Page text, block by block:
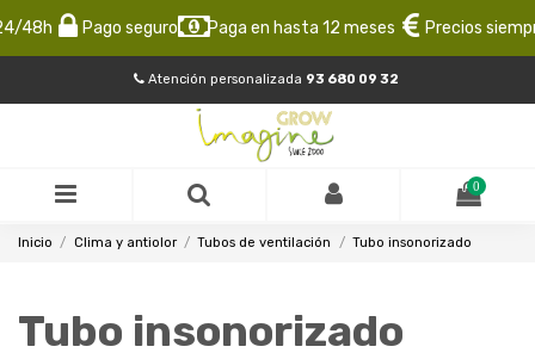
48h Pago seguro Paga en hasta 12 meses Precios
Atención personalizada 93 680 09 32
0
Inicio Clima y antiolor Tubos de ventilación Tubo insonorizado
Tubo insonorizado